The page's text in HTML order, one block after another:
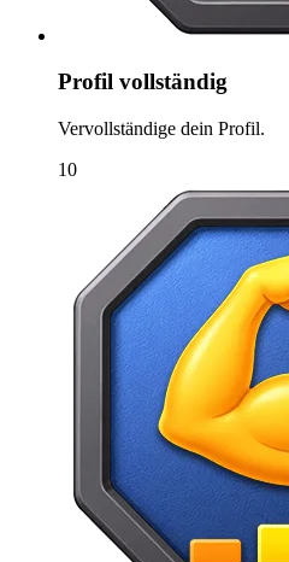
Profil vollständig
Vervollständige dein Profil.
10